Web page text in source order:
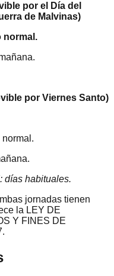
por el Día del
de Malvinas)
normal.
por Viernes Santo)
normal.
días habituales.
jornadas tienen
la LEY DE
Y FINES DE